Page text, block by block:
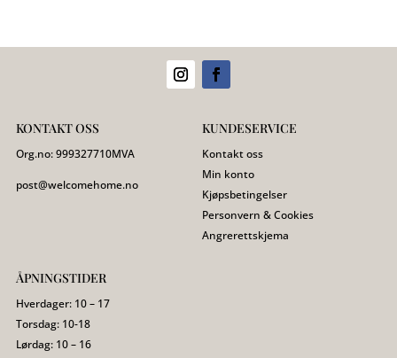
KONTAKT OSS
Org.no:999327710MVA
post@welcomehome.no
KUNDESERVICE
Kontakt oss
Min konto
Kjøpsbetingelser
Personvern & Cookies
Angrerettskjema
ÅPNINGSTIDER
Hverdager: 10 – 17
Torsdag: 10-18
Lørdag: 10 – 16